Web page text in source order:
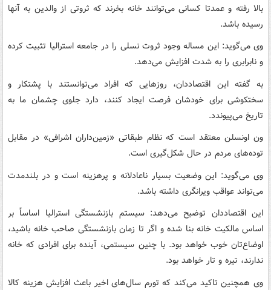
بالا رفته و عمدتا کسانی می‌توانند خانه بخرند که ثروتی از والدین به آنها
رسیده باشد.
وی می‌گوید: این مساله وجود ثروت نسلی را در جامعه استرالیا تثبیت کرده
و نابرابری را به شدت افزایش می‌دهد.
به گفته این اقتصاددان، روزهایی که افراد می‌توانستند با پشتکار و
سختکوشی برای خودشان فرصت ایجاد کنند، دارد جلوی چشمان ما به
تاریخ می‌پیوندد.
ون اونسلن معتقد است که نظام طبقاتی «زمین‌داران اشرافی» در مقابل
توده‌های مردم در حال شکل‌گیری است.
وی می‌گوید: این وضعیت بسیار ناعادلانه و پرهزینه است و در بلندمدت
می‌تواند عواقب ویرانگری داشته باشد.
این اقتصاددان توضیح می‌دهد: سیستم بازنشستگی استرالیا اساساً بر
اساس مالکیت خانه بنا شده و اگر تا زمان بازنشستگی صاحب خانه باشید،
اوضاع‌تان خوب خواهد بود. با چنین سیستمی، آینده برای افرادی که خانه
ندارند، تیره و تار خواهد بود.
وی همچنین تاکید می‌کند که تورم سال‌های اخیر باعث افزایش هزینه کالا